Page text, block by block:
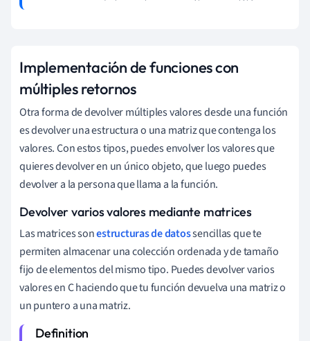
Implementación de funciones con
múltiples retornos
Otra forma de devolver múltiples valores desde una función
es devolver una estructura o una matriz que contenga los
valores. Con estos tipos, puedes envolver los valores que
quieres devolver en un único objeto, que luego puedes
devolver a la persona que llama a la función.
Devolver varios valores mediante matrices
Las matrices sonestructuras de datossencillas que te
permiten almacenar una colección ordenada y de tamaño
fijo de elementos del mismo tipo. Puedes devolver varios
valores en C haciendo que tu función devuelva una matriz o
un puntero a una matriz.